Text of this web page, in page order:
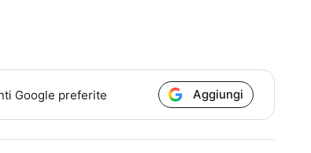
Google preferite Aggiungi